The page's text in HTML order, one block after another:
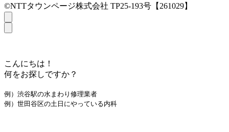
©NTTタウンページ株式会社 TP25-193号【261029】
こんにちは！
何をお探しですか？
例）渋谷駅の水まわり修理業者
例）世田谷区の土日にやっている内科